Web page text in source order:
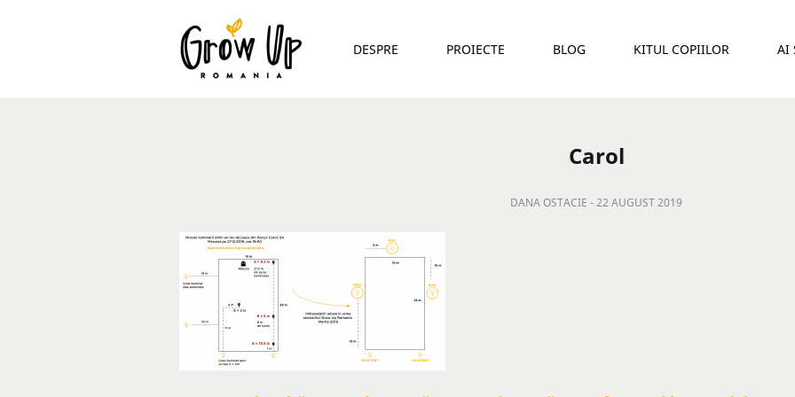
DESPRE PROIECTE BLOG KITUL COPIILOR AI
Carol
DANA OSTACIE -22 AUGUST 2019